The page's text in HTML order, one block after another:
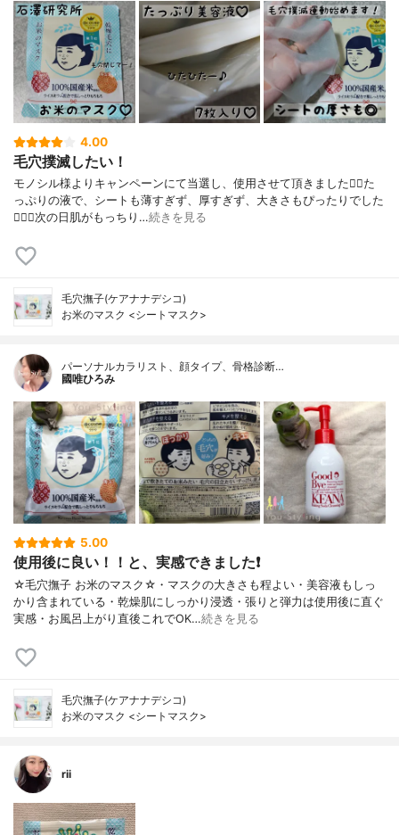
4.00
毛穴撲滅したい！
モノシル様よりキャンペーンにて当選し、使用させて頂きました🙇‍♀️た
っぷりの液で、シートも薄すぎず、厚すぎず、大きさもぴったりでした
🙆🏻‍♀️次の日肌がもっちり…続きを見る
毛穴撫子(ケアナナデシコ)
お米のマスク <シートマスク>
パーソナルカラリスト、顔タイプ、骨格診断…
國唯ひろみ
5.00
使用後に良い！！と、実感できました❗
☆毛穴撫子 お米のマスク☆・マスクの大きさも程よい・美容液もしっ
かり含まれている・乾燥肌にしっかり浸透・張りと弾力は使用後に直ぐ
実感・お風呂上がり直後これでOK…続きを見る
毛穴撫子(ケアナナデシコ)
お米のマスク <シートマスク>
rii